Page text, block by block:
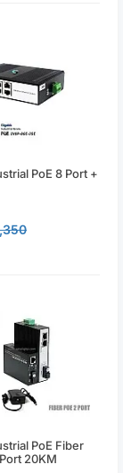
PoE 8 Port +
PoE Fiber
20KM